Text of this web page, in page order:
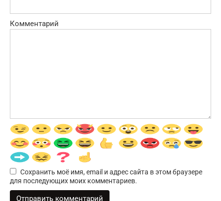
Комментарий
Сохранить моё имя, email и адрес сайта в этом браузере
для последующих моих комментариев.